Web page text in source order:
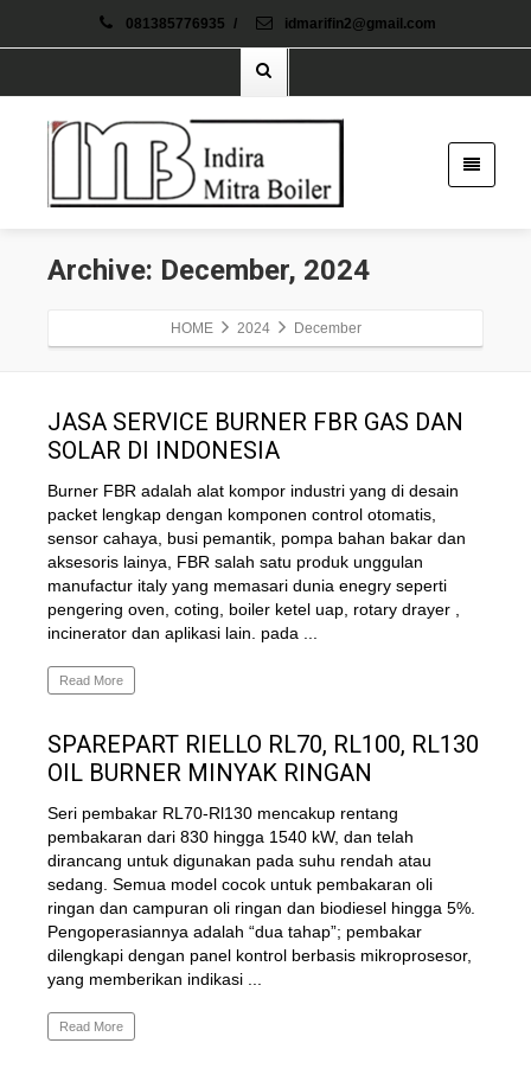
081385776935 / idmarifin2@gmail.com
Archive: December, 2024
HOME 2024 December
JASA SERVICE BURNER FBR GAS DAN
SOLAR DI INDONESIA
Burner FBR adalah alat kompor industri yang di desain
packet lengkap dengan komponen control otomatis,
sensor cahaya, busi pemantik, pompa bahan bakar dan
aksesoris lainya, FBR salah satu produk unggulan
manufactur italy yang memasari dunia enegry seperti
pengering oven, coting, boiler ketel uap, rotary drayer ,
incinerator dan aplikasi lain. pada ...
Read More
SPAREPART RIELLO RL70, RL100, RL130
OIL BURNER MINYAK RINGAN
Seri pembakar RL70-Rl130 mencakup rentang
pembakaran dari 830 hingga 1540 kW, dan telah
dirancang untuk digunakan pada suhu rendah atau
sedang. Semua model cocok untuk pembakaran oli
ringan dan campuran oli ringan dan biodiesel hingga 5%.
Pengoperasiannya adalah “dua tahap”; pembakar
dilengkapi dengan panel kontrol berbasis mikroprosesor,
yang memberikan indikasi ...
Read More